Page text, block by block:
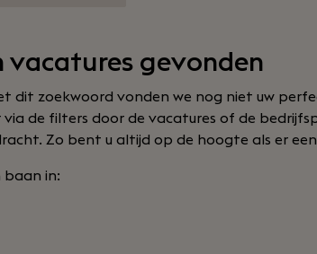
vacatures gevonden
dit zoekwoord vonden we nog niet uw
via de filters door de vacatures of de
Zo bent u altijd op de hoogte als er
baan in: